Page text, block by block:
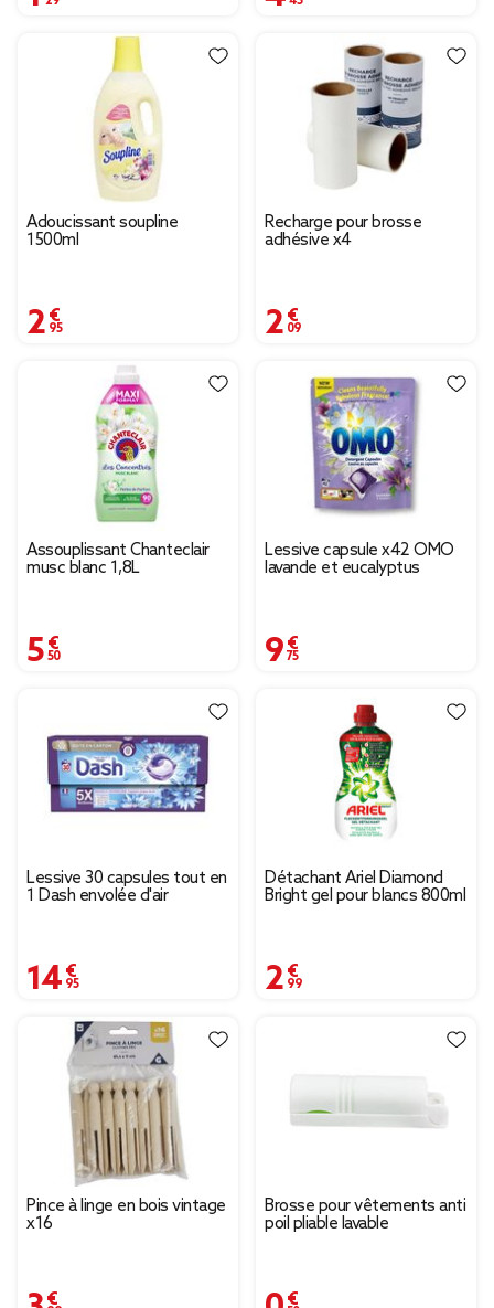
Adoucissant soupline
1500ml
2,95 €
Recharge pour brosse
adhésive x4
2,09 €
Assouplissant Chanteclair
musc blanc 1,8L
5,50 €
Lessive capsule x42 OMO
lavande et eucalyptus
9,75 €
Lessive 30 capsules tout en
1 Dash envolée d'air
14,95 €
Détachant Ariel Diamond
Bright gel pour blancs 800ml
2,99 €
Pince à linge en bois vintage
x16
3,99 €
Brosse pour vêtements anti
poil pliable lavable
0,50 €